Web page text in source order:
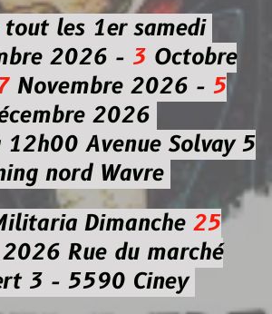
les 1er samedi
2026 - 3Octobre
Novembre 2026 - 5
2026
12h00 Avenue Solvay 5
nord Wavre
Dimanche 25
Rue du marché
3 - 5590 Ciney